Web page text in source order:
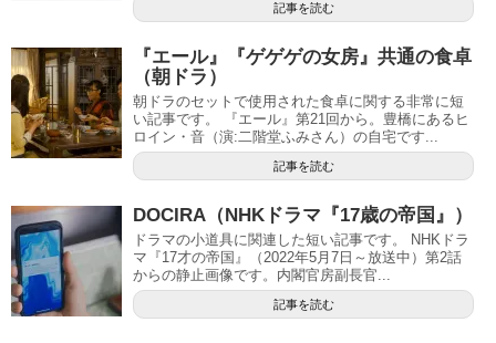
記事を読む
『エール』『ゲゲゲの女房』共通の食卓
（朝ドラ）
朝ドラのセットで使用された食卓に関する非常に短
い記事です。 『エール』第21回から。豊橋にあるヒ
ロイン・音（演:二階堂ふみさん）の自宅です...
記事を読む
DOCIRA（NHKドラマ『17歳の帝国』）
ドラマの小道具に関連した短い記事です。 NHKドラ
マ『17才の帝国』（2022年5月7日～放送中）第2話
からの静止画像です。内閣官房副長官...
記事を読む